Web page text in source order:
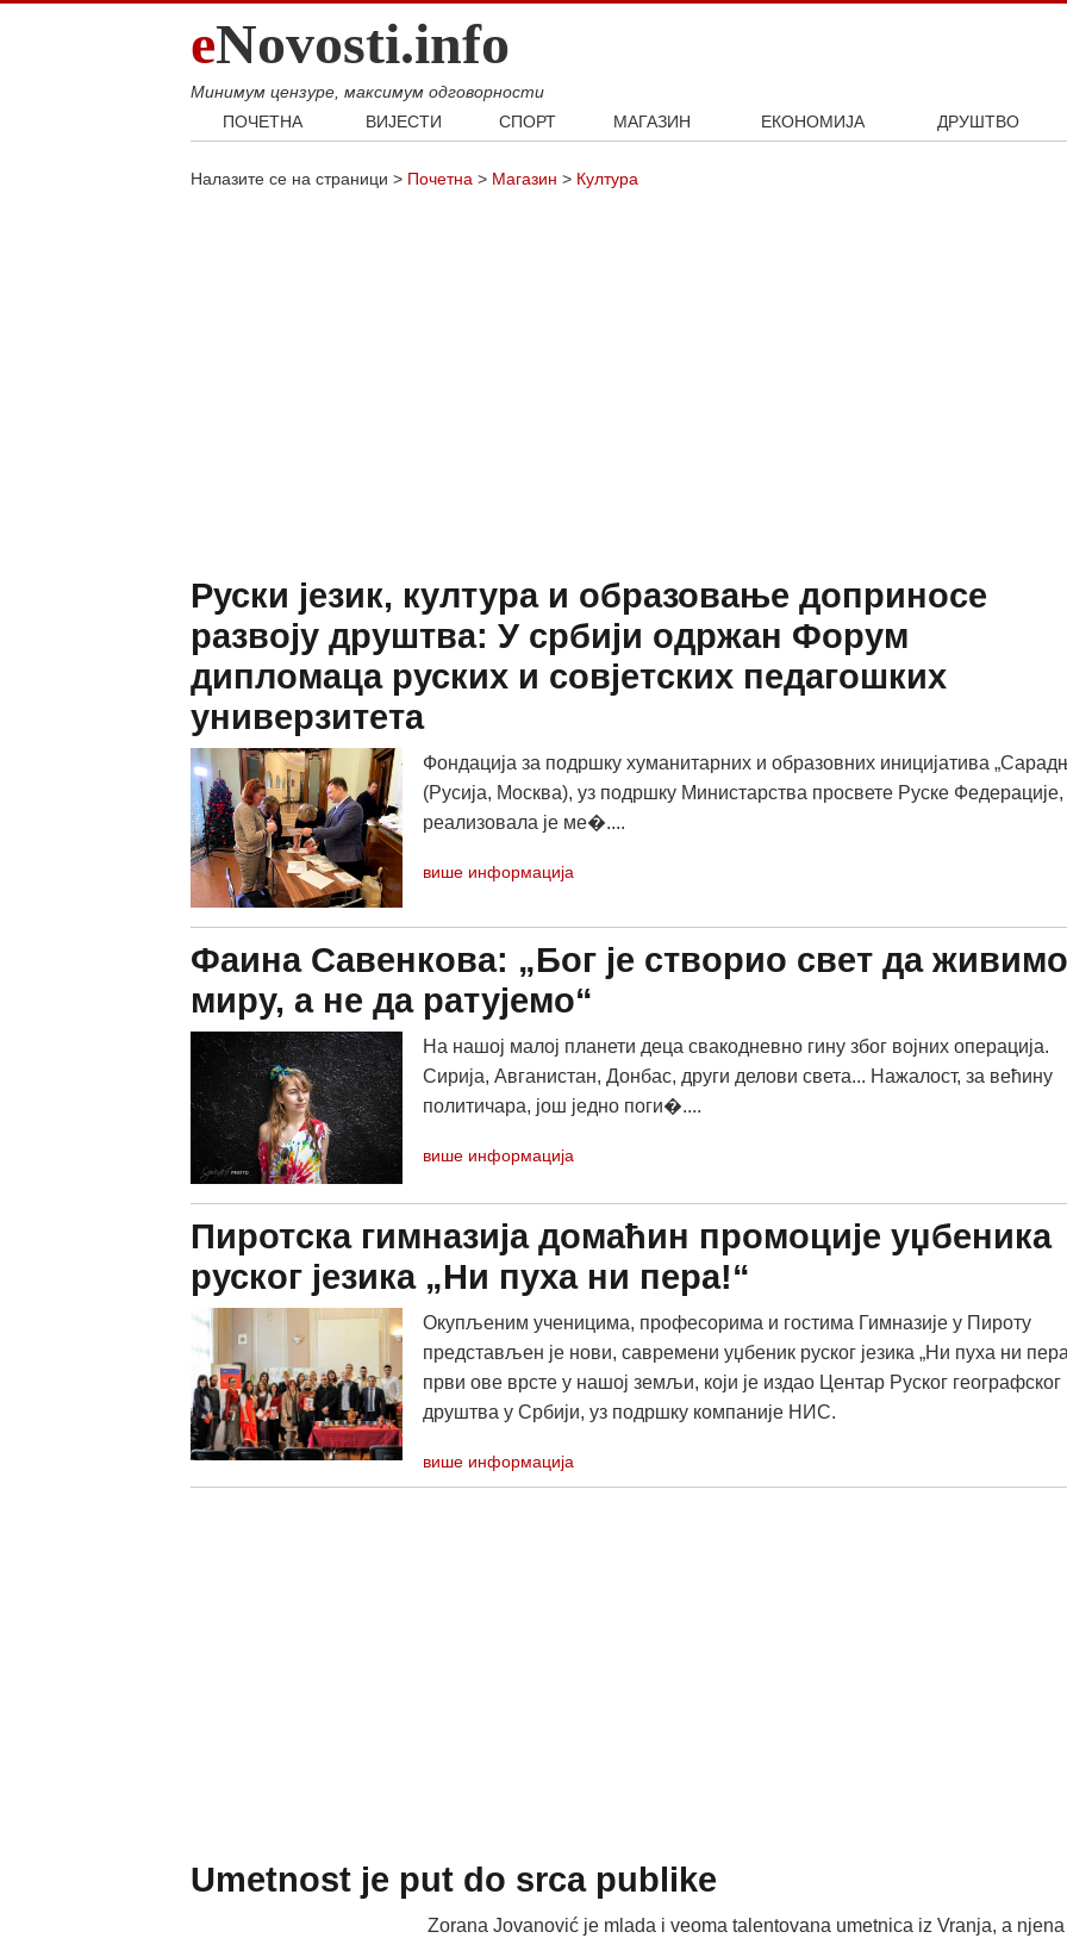
eNovosti.info
Минимум цензуре, максимум одговорности
ПОЧЕТНА
ВИЈЕСТИ
Балкан
СПОРТ
Кошарка
МАГАЗИН
Култура
ЕКОНОМИЈА
ДРУШТВО
Налазите се на страници > Почетна > Магазин > Култура
Руски језик, култура и образовање доприносе
развоју друштва: У србији одржан Форум
дипломаца руских и совјетских педагошких
универзитета
Фондација за подршку хуманитарних и образовних иницијатива
(Русија, Москва), уз подршку Министарства просвете Руске Федерације,
реализовала је ме�....
више информација
Фаина Савенкова: „Бог је створио свет да
миру, а не да ратујемо“
На нашој малој планети деца свакодневно гину због војних операција.
Сирија, Авганистан, Донбас, други делови света... Нажалост, за већину
политичара, још једно поги�....
више информација
Пиротска гимназија домаћин промоције уџбеника
руског језика „Ни пуха ни пера!“
Окупљеним ученицима, професорима и гостима Гимназије у Пироту
представљен је нови, савремени уџбеник руског језика „Ни пуха ни
први ове врсте у нашој земљи, који је издао Центар Руског географског
друштва у Србији, уз подршку компаније НИС.
више информација
Umetnost je put do srca publike
Zorana Jovanović je mlada i veoma talentovana umetnica iz Vranja, a njena